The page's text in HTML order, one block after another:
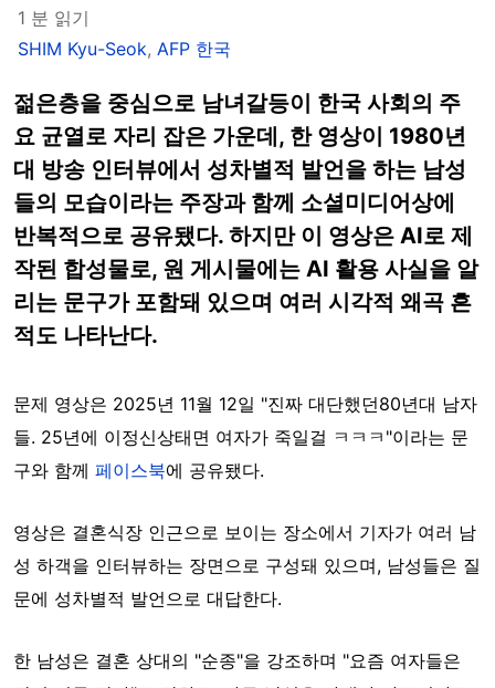
1 분 읽기
SHIM Kyu-Seok, AFP 한국
젊은층을 중심으로 남녀갈등이 한국 사회의 주
요 균열로 자리 잡은 가운데, 한 영상이 1980년
대 방송 인터뷰에서 성차별적 발언을 하는 남성
들의 모습이라는 주장과 함께 소셜미디어상에
반복적으로 공유됐다. 하지만 이 영상은 AI로 제
작된 합성물로, 원 게시물에는 AI 활용 사실을 알
리는 문구가 포함돼 있으며 여러 시각적 왜곡 흔
적도 나타난다.
문제 영상은 2025년 11월 12일 "진짜 대단했던80년대 남자
들. 25년에 이정신상태면 여자가 죽일걸 ㅋㅋㅋ"이라는 문
구와 함께 페이스북에 공유됐다.
영상은 결혼식장 인근으로 보이는 장소에서 기자가 여러 남
성 하객을 인터뷰하는 장면으로 구성돼 있으며, 남성들은 질
문에 성차별적 발언으로 대답한다.
한 남성은 결혼 상대의 "순종"을 강조하며 "요즘 여자들은